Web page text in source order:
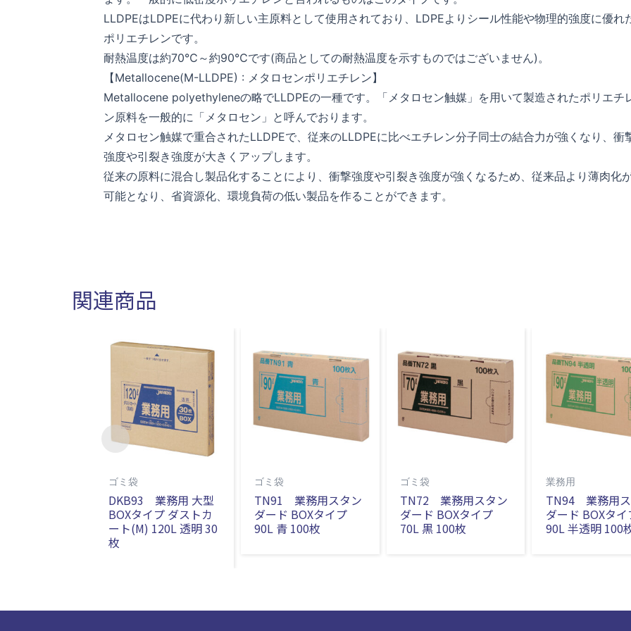
LLDPEはLDPEに代わり新しい主原料として使用されており、LDPEよりシール性能や物理的強度に優れ
ポリエチレンです。
耐熱温度は約70℃～約90℃です(商品としての耐熱温度を示すものではございません)。
【Metallocene(M-LLDPE) : メタロセンポリエチレン】
Metallocene polyethyleneの略でLLDPEの一種です。「メタロセン触媒」を用いて製造されたポリエチ
ン原料を一般的に「メタロセン」と呼んでおります。
メタロセン触媒で重合されたLLDPEで、従来のLLDPEに比べエチレン分子同士の結合力が強くなり、衝
強度や引裂き強度が大きくアップします。
従来の原料に混合し製品化することにより、衝撃強度や引裂き強度が強くなるため、従来品より薄肉化
可能となり、省資源化、環境負荷の低い製品を作ることができます。
関連商品
ゴミ袋
DKB93 業務用 大型
BOXタイプ ダストカ
ート(M) 120L 透明 30
枚
ゴミ袋
TN91 業務用スタン
ダード BOXタイプ
90L 青 100枚
ゴミ袋
TN72 業務用スタン
ダード BOXタイプ
70L 黒 100枚
業務用
TN94 業務用
ダード BOXタイ
90L 半透明 100